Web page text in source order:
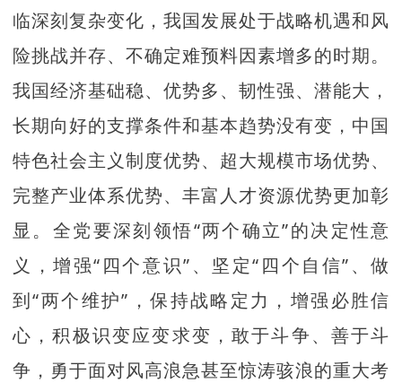
临深刻复杂变化，我国发展处于战略机遇和风
险挑战并存、不确定难预料因素增多的时期。
我国经济基础稳、优势多、韧性强、潜能大，
长期向好的支撑条件和基本趋势没有变，中国
特色社会主义制度优势、超大规模市场优势、
完整产业体系优势、丰富人才资源优势更加彰
显。全党要深刻领悟“两个确立”的决定性意
义，增强“四个意识”、坚定“四个自信”、做
到“两个维护”，保持战略定力，增强必胜信
心，积极识变应变求变，敢于斗争、善于斗
争，勇于面对风高浪急甚至惊涛骇浪的重大考